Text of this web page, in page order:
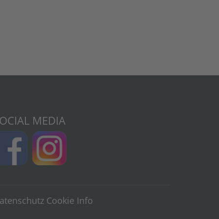
MEDIA
Cookie Info